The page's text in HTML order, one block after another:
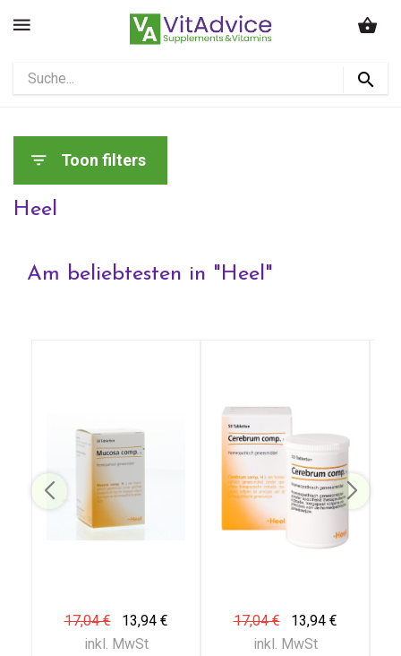
Toon filters
Heel
Am beliebtesten in "Heel"
17,04 €
13,94 €
inkl. MwSt
17,04 €
13,94 €
inkl. MwSt